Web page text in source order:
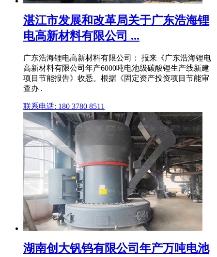
湛江市发展和改革局关于广东浩海锂
电高新材料有限公司 ...
广东浩海锂电高新材料有限公司： 报来《广东浩海锂电
高新材料有限公司年产6000吨电池级碳酸锂生产线新建
项目节能报告》收悉。根据《固定资产投资项目节能审
查办 .
联系电话: 180 3780 8511
湖南创大钒钨有限公司年产万吨电池